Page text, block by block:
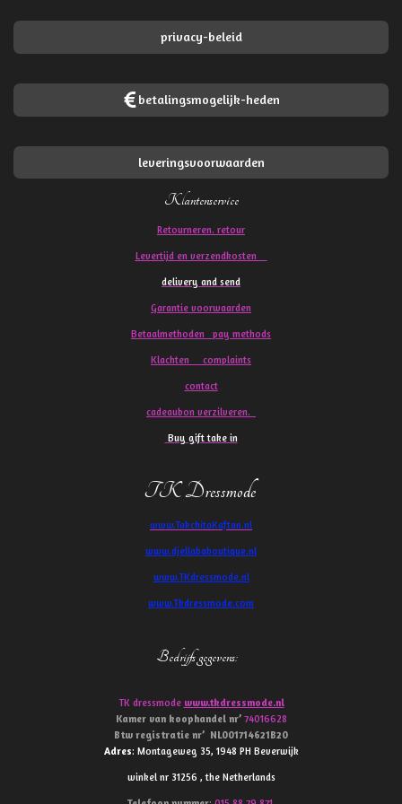
privacy-beleid
betalingsmogelijk-heden
leveringsvoorwaarden
Klantenservice
Retourneren. retour
Levertijd en verzendkosten
delivery and send
Garantie voorwaarden
Betaalmethoden pay methods
Klachten complaints
contact
cadeaubon verzilveren.
Buy gift take in
TK Dressmode
www.TakchitaKaftan.nl
www.djellababoutique.nl
www.TKdressmode.nl
www.Tkdressmode.com
Bedrijfs gegevens:
TK dressmode www.tkdressmode.nl
Kamer van koophandel nr’ 74016628
Btw registratie nr’ NL001714621B20
Adres: Montageweg 35, 1948 PH Beverwijk
winkel nr 31256 , the Netherlands